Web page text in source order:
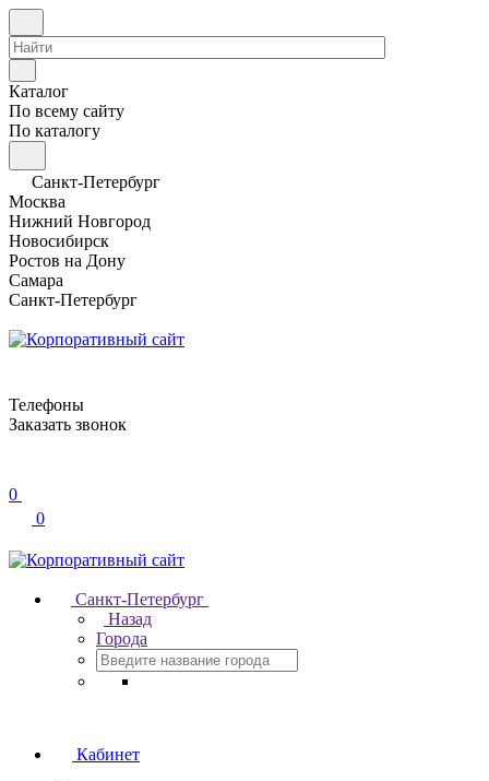
Каталог
По всему сайту
По каталогу
Санкт-Петербург
Москва
Нижний Новгород
Новосибирск
Ростов на Дону
Самара
Санкт-Петербург
Телефоны
Заказать звонок
0
0
Санкт-Петербург
Назад
Города
Кабинет